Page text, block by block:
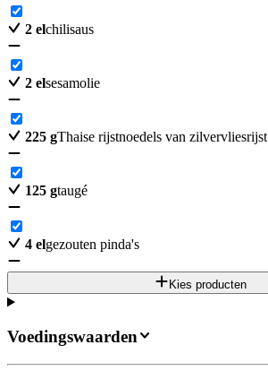
2 elchilisaus
2 elsesamolie
225 gThaise rijstnoedels van zilvervliesrijst
125 gtaugé
4 elgezouten pinda's
Kies producten
Voedingswaarden